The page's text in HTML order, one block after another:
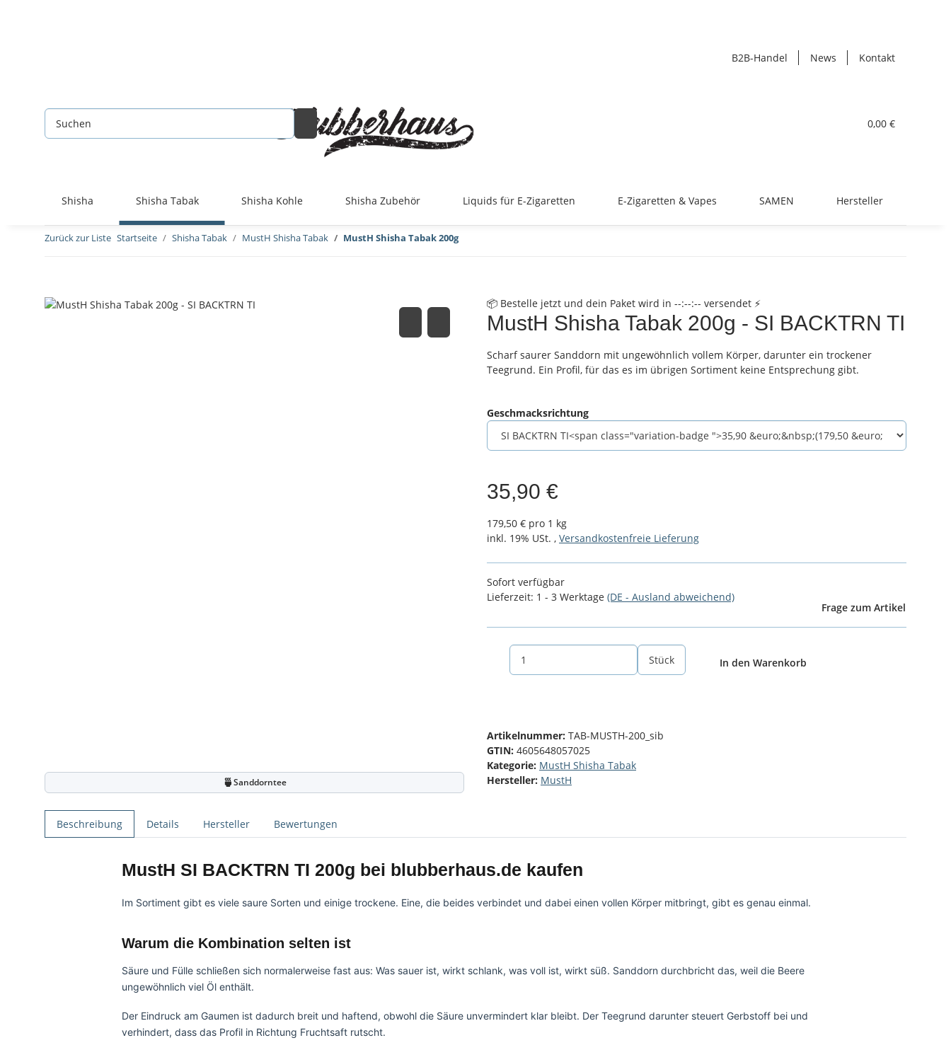
B2B-Handel News Kontakt
0,00 €
Shisha Shisha Tabak Shisha Kohle Shisha Zubehör Liquids für E-Zigaretten E-Zigaretten & Vapes SAMEN Hersteller
Zurück zur Liste Startseite Shisha Tabak MustH Shisha Tabak MustH Shisha Tabak 200g
🍵Sanddorntee
📦 Bestelle jetzt und dein Paket wird in --:--:-- versendet ⚡
MustH Shisha Tabak 200g - SI BACKTRN TI
Scharf saurer Sanddorn mit ungewöhnlich vollem Körper, darunter ein trockener
Teegrund. Ein Profil, für das es im übrigen Sortiment keine Entsprechung gibt.
Geschmacksrichtung
35,90 €
179,50 € pro 1 kg
inkl. 19% USt. , Versandkostenfreie Lieferung
Sofort verfügbar
Lieferzeit: 1 - 3 Werktage (DE - Ausland abweichend)
Frage zum Artikel
Stück In den Warenkorb
Artikelnummer: TAB-MUSTH-200_sib
GTIN: 4605648057025
Kategorie: MustH Shisha Tabak
Hersteller: MustH
Beschreibung Details Hersteller Bewertungen
MustH SI BACKTRN TI 200g bei blubberhaus.de kaufen
Im Sortiment gibt es viele saure Sorten und einige trockene. Eine, die beides verbindet und dabei einen vollen Körper mitbringt, gibt es genau einmal.
Warum die Kombination selten ist
Säure und Fülle schließen sich normalerweise fast aus: Was sauer ist, wirkt schlank, was voll ist, wirkt süß. Sanddorn durchbricht das, weil die Beere
ungewöhnlich viel Öl enthält.
Der Eindruck am Gaumen ist dadurch breit und haftend, obwohl die Säure unvermindert klar bleibt. Der Teegrund darunter steuert Gerbstoff bei und
verhindert, dass das Profil in Richtung Fruchtsaft rutscht.